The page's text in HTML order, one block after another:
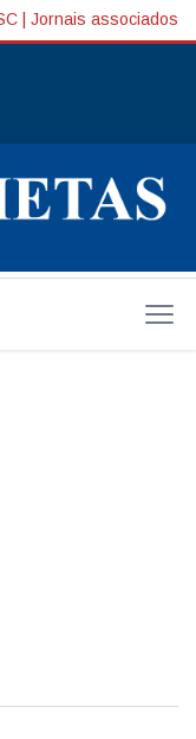
Jornais associados